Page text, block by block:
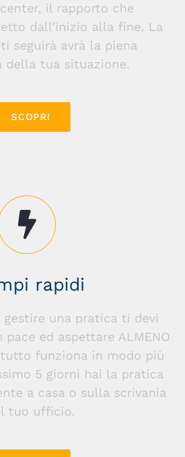
il rapporto che
dall’inizio alla fine. La
seguirà avrà la piena
della tua situazione.
SCOPRI
rapidi
una pratica ti devi
ed aspettare ALMENO
funziona in modo più
5 giorni hai la pratica
a casa o sulla scrivania
tuo ufficio.